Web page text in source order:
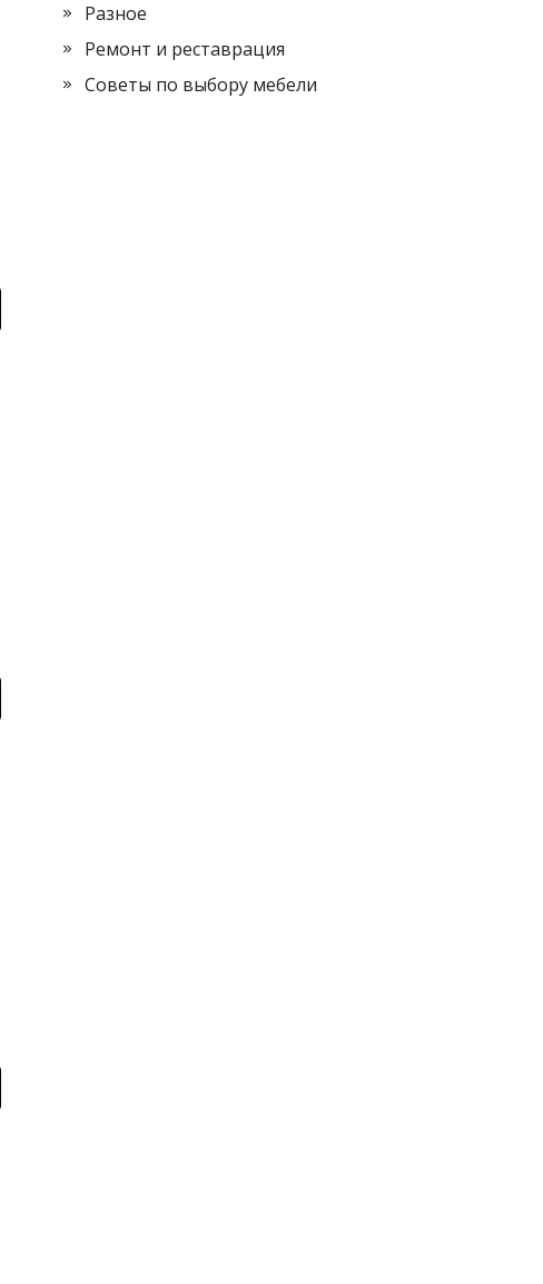
Разное
Ремонт и реставрация
Советы по выбору мебели